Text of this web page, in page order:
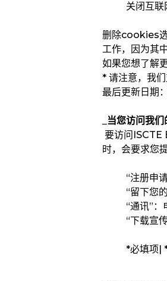
关闭互
删除cookies
工作，因为其
如果您想了解
* 请注意，我们
最后更新日期
_当您访问我
要访问ISCTE
时，会要求您
“注册申
“留下您
“通讯”
“下载宣
*必填项|